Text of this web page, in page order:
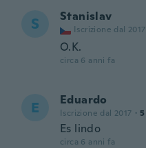
S Stanislav
Iscrizione dal 2017
O.K.
circa 6 anni fa
E Eduardo
Iscrizione dal 2017 · 5
Es lindo
circa 6 anni fa